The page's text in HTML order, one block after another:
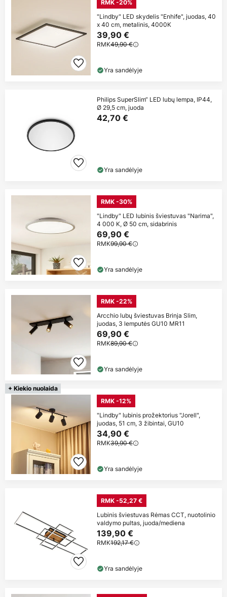
RMK -20%
"Lindby" LED skydelis "Enhife", juodas, 40
x 40 cm, metalinis, 4000K
39,90 €
RMK49,90 €
Yra sandėlyje
Philips SuperSlim“ LED lubų lempa, IP44,
Ø 29,5 cm, juoda
42,70 €
Yra sandėlyje
RMK -30%
"Lindby" LED lubinis šviestuvas "Narima",
4 000 K, Ø 50 cm, sidabrinis
69,90 €
RMK99,90 €
Yra sandėlyje
RMK -22%
Arcchio lubų šviestuvas Brinja Slim,
juodas, 3 lemputės GU10 MR11
69,90 €
RMK89,90 €
Yra sandėlyje
+ Kiekio nuolaida
RMK -12%
"Lindby" lubinis prožektorius "Jorell",
juodas, 51 cm, 3 žibintai, GU10
34,90 €
RMK39,90 €
Yra sandėlyje
RMK -52,27 €
Lubinis šviestuvas Rėmas CCT, nuotolinio
valdymo pultas, juoda/mediena
139,90 €
RMK192,17 €
Yra sandėlyje